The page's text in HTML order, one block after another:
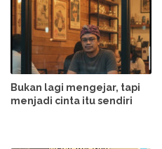
Bukan lagi mengejar, tapi
menjadi cinta itu sendiri